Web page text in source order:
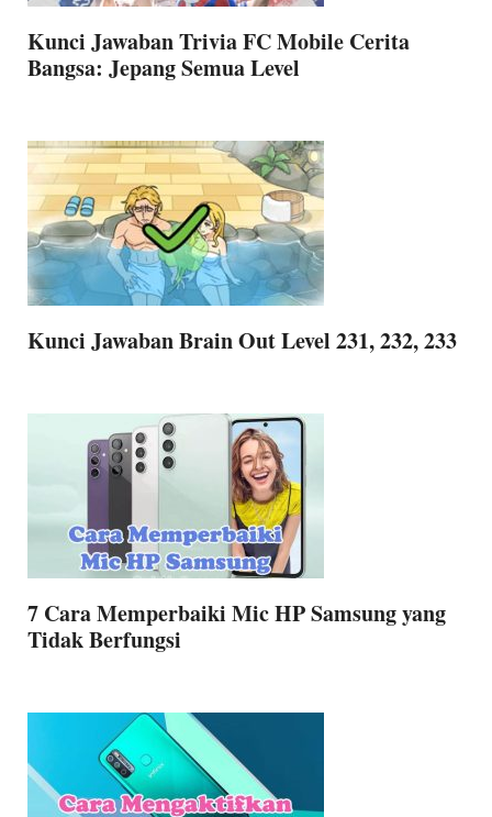
Kunci Jawaban Trivia FC Mobile Cerita
Bangsa: Jepang Semua Level
Kunci Jawaban Brain Out Level 231, 232, 233
7 Cara Memperbaiki Mic HP Samsung yang
Tidak Berfungsi